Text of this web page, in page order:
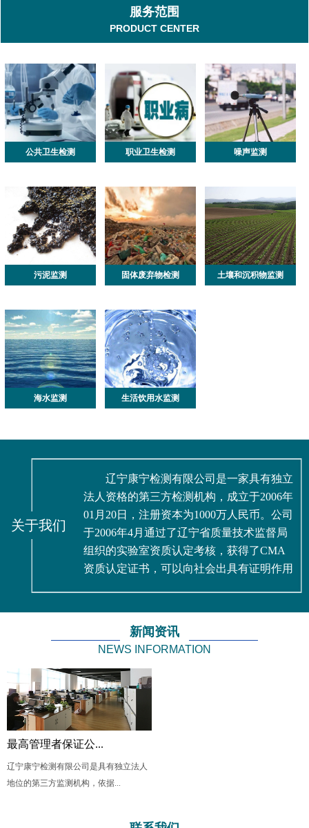
服务范围
PRODUCT CENTER
公共卫生检测 职业卫生检测 噪声监测
污泥监测 固体废弃物检测 土壤和沉积物监测
海水监测 生活饮用水监测
关于我们
辽宁康宁检测有限公司是一家具有独立
法人资格的第三方检测机构，成立于2006年
01月20日，注册资本为1000万人民币。公司
于2006年4月通过了辽宁省质量技术监督局
组织的实验室资质认定考核，获得了CMA
资质认定证书，可以向社会出具有证明作用
工程质量检测机构资质证书。
公司经营范围包括许可项目：检验检测
服务，辐射监测，放射性污染监测，放射卫
生技术服务...
新闻资讯
NEWS INFORMATION
最高管理者保证公...
辽宁康宁检测有限公司是具有独立法人
地位的第三方监测机构，依据...